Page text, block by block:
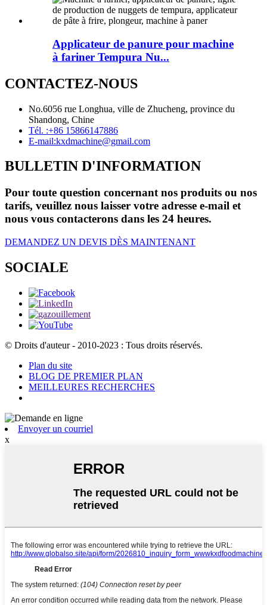
Applicateur de panure pour machine
à fariner Tempura Nu...
CONTACTEZ-NOUS
No.6056 rue Longhua, ville de Zhucheng, province du
Shandong, Chine
Tél. :+86 15866147886
E-mail:kxdmachine@gmail.com
BULLETIN D'INFORMATION
Pour toute question concernant nos produits ou nos
tarifs, veuillez nous laisser votre adresse e-mail et
nous vous contacterons dans les 24 heures.
DEMANDEZ UN DEVIS DÈS MAINTENANT
SOCIALE
© Droits d'auteur - 2010-2023 : Tous droits réservés.
Plan du site
BLOG DE PREMIER PLAN
MEILLEURES RECHERCHES
Envoyer un courriel
x